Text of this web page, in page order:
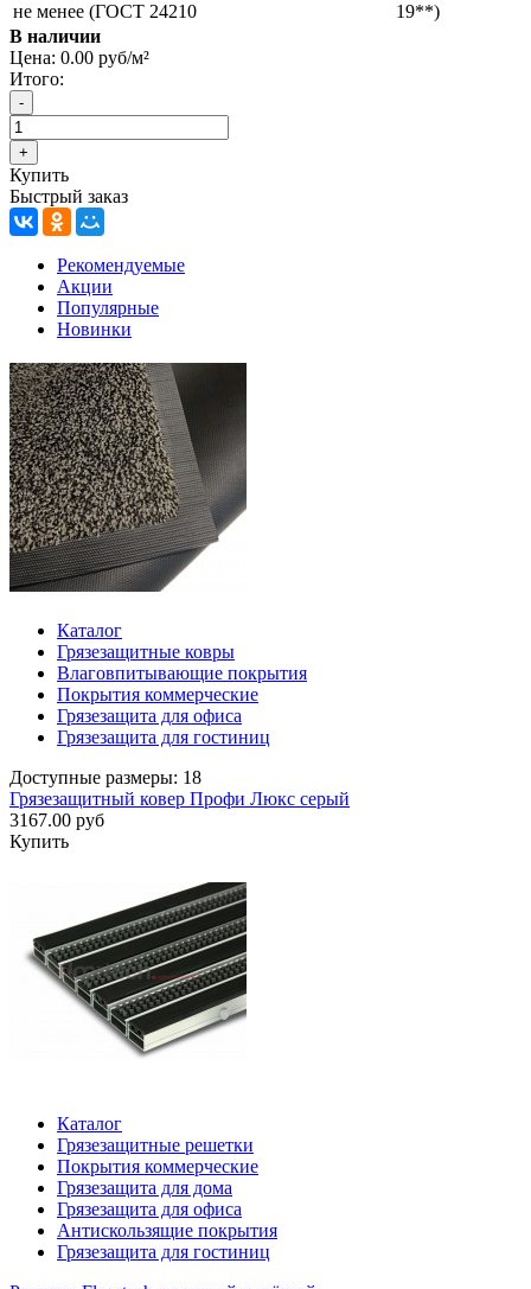
не менее (ГОСТ 24210
19**)
В наличии
Цена: 0.00 руб/м²
Итого:
Купить
Быстрый заказ
Рекомендуемые
Акции
Популярные
Новинки
Каталог
Грязезащитные ковры
Влаговпитывающие покрытия
Покрытия коммерческие
Грязезащита для офиса
Грязезащита для гостиниц
Доступные размеры: 18
Грязезащитный ковер Профи Люкс серый
3167.00 руб
Купить
Каталог
Грязезащитные решетки
Покрытия коммерческие
Грязезащита для дома
Грязезащита для офиса
Антискользящие покрытия
Грязезащита для гостиниц